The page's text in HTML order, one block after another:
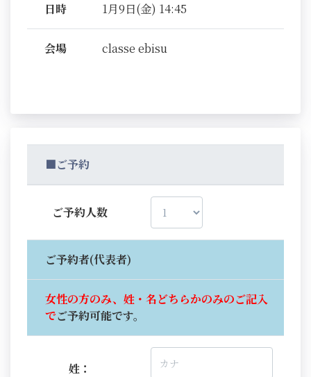
日時 1月9日(金) 14:45
会場 classe ebisu
■ご予約
ご予約人数
ご予約者(代表者)
女性の方のみ、姓・名どちらかのみのご記入
でご予約可能です。
姓：